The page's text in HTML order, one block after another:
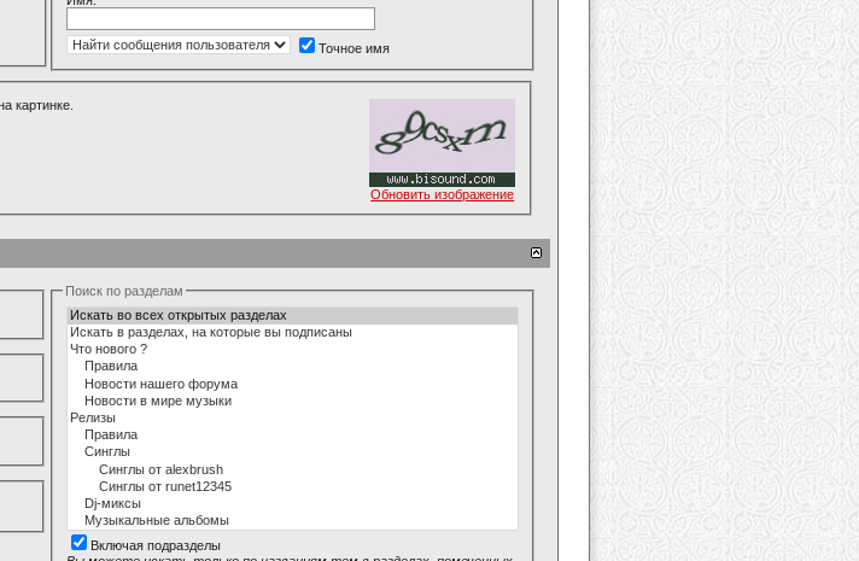
Точное имя
картинке.
Обновить изображение
Поиск по разделам
Включая подразделы